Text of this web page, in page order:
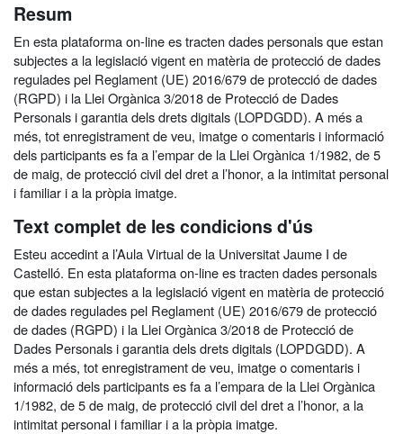
Resum
En esta plataforma on-line es tracten dades personals que estan
subjectes a la legislació vigent en matèria de protecció de dades
regulades pel Reglament (UE) 2016/679 de protecció de dades
(RGPD) i la Llei Orgànica 3/2018 de Protecció de Dades
Personals i garantia dels drets digitals (LOPDGDD). A més a
més, tot enregistrament de veu, imatge o comentaris i informació
dels participants es fa a l’empar de la Llei Orgànica 1/1982, de 5
de maig, de protecció civil del dret a l’honor, a la intimitat personal
i familiar i a la pròpia imatge.
Text complet de les condicions d'ús
Esteu accedint a l’Aula Virtual de la Universitat Jaume I de
Castelló. En esta plataforma on-line es tracten dades personals
que estan subjectes a la legislació vigent en matèria de protecció
de dades regulades pel Reglament (UE) 2016/679 de protecció
de dades (RGPD) i la Llei Orgànica 3/2018 de Protecció de
Dades Personals i garantia dels drets digitals (LOPDGDD). A
més a més, tot enregistrament de veu, imatge o comentaris i
informació dels participants es fa a l’empara de la Llei Orgànica
1/1982, de 5 de maig, de protecció civil del dret a l’honor, a la
intimitat personal i familiar i a la pròpia imatge.